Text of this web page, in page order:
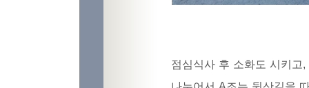
점심식사 후 소화도 시키고